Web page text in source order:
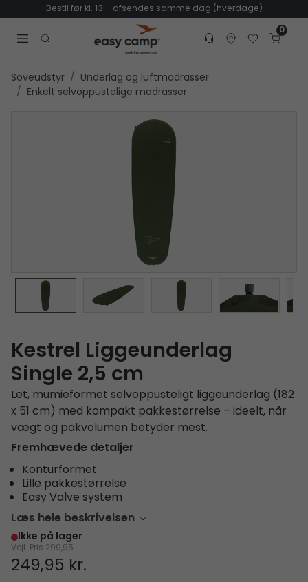
Bestil før kl. 13 – afsendes samme dag (hverdage)
Open search modal
Customer service
Find dealer
Favorites
Cart
0
Soveudstyr
Underlag og luftmadrasser
Enkelt selvoppustelige madrasser
Kestrel Liggeunderlag
Single 2,5 cm
Let, mumieformet selvoppusteligt liggeunderlag (182
x 51 cm) med kompakt pakkestørrelse – ideelt, når
vægt og pakvolumen betyder mest.
Fremhævede detaljer
Konturformet
Lille pakkestørrelse
Easy Valve system
Læs hele beskrivelsen
Ikke på lager
Vejl. Pris 299,95
249,95 kr.